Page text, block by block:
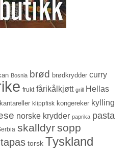
Bosnia brød brødkrydder curry
frukt fårikålkjøtt grill Hellas
kantareller klippfisk kongereker kylling
norske krydder paprika pasta
skalldyrsopp
tapas torsk Tyskland